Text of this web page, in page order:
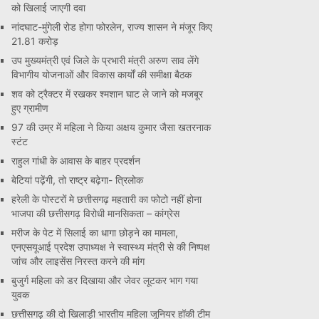
को खिलाई जाएगी दवा
नांदघाट-मुंगेली रोड होगा फोरलेन, राज्य शासन ने मंजूर किए
21.81 करोड़
उप मुख्यमंत्री एवं जिले के प्रभारी मंत्री अरुण साव लेंगे
विभागीय योजनाओं और विकास कार्यों की समीक्षा बैठक
शव को ट्रैक्टर में रखकर श्मशान घाट ले जाने को मजबूर
हुए ग्रामीण
97 की उम्र में महिला ने किया अक्षय कुमार जैसा खतरनाक
स्टंट
राहुल गांधी के आवास के बाहर प्रदर्शन
बेटियां पढ़ेंगी, तो राष्ट्र बढ़ेगा- त्रिलोक
हरेली के पोस्टरों मे छत्तीसगढ़ महतारी का फोटो नहीं होना
भाजपा की छत्तीसगढ़ विरोधी मानसिकता – कांग्रेस
मरीज के पेट में सिलाई का धागा छोड़ने का मामला,
एनएसयूआई प्रदेश उपाध्यक्ष ने स्वास्थ्य मंत्री से की निष्पक्ष
जांच और लाइसेंस निरस्त करने की मांग
बुजुर्ग महिला को डर दिखाया और जेवर लूटकर भाग गया
युवक
छत्तीसगढ़ की दो खिलाड़ी भारतीय महिला जूनियर हॉकी टीम